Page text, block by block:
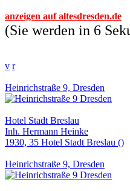
anzeigen auf altesdresden.de
(Sie werden in 6
v r
Heinrichstraße 9, Dresden
Hotel Stadt Breslau
Inh. Hermann Heinke
1930, 35 Hotel Stadt Breslau ()
Heinrichstraße 9, Dresden